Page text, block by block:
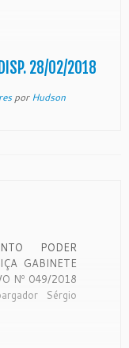
28/02/2018
porHudson
PODER
GABINETE
Nº 049/2018
Sérgio